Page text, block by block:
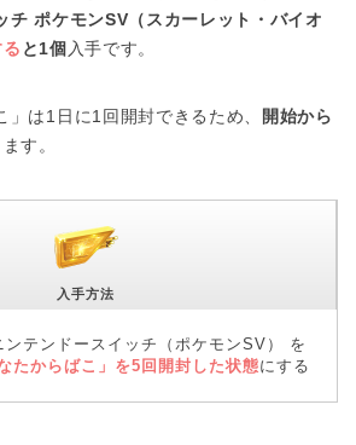
チ ポケモンSV（スカーレット・バイオ
と1個 入手です。
」は1日に1回開封できるため、
開始から
す。
入手方法
テンドースイッチ（ポケモンSV） を
たからばこ」を5回開封した状態にする